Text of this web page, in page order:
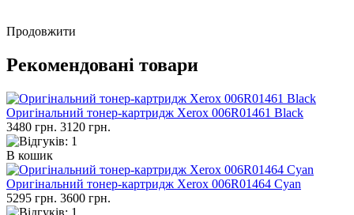
Продовжити
Рекомендовані товари
Оригінальний тонер-картридж Xerox 006R01461 Black
3480 грн. 3120 грн.
В кошик
Оригінальний тонер-картридж Xerox 006R01464 Cyan
5295 грн. 3600 грн.